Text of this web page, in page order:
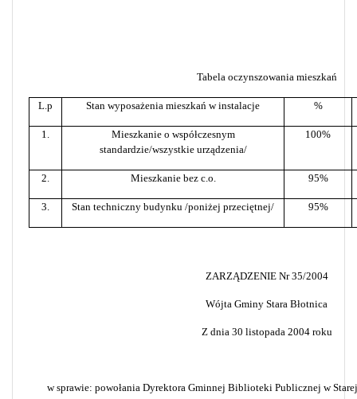
Tabela oczynszowania mieszkań
L.p Stan wyposażenia mieszkań w instalacje %
1.
Mieszkanie o współczesnym
standardzie/wszystkie urządzenia/
100%
2. Mieszkanie bez c.o. 95%
3. Stan techniczny budynku /poniżej przeciętnej/ 95%
ZARZĄDZENIE Nr 35/2004
Wójta Gminy Stara Błotnica
Z dnia 30 listopada 2004 roku
w sprawie: powołania Dyrektora Gminnej Biblioteki Publicznej w